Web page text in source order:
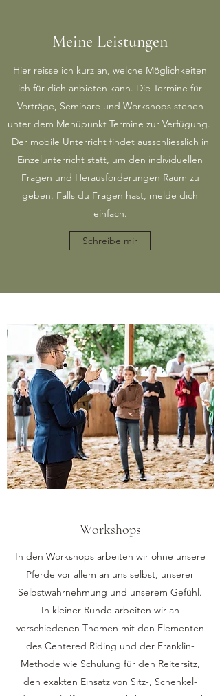
Meine Leistungen
Hier reisse ich kurz an, welche Möglichkeiten
ich für dich anbieten kann. Die Termine für
Vorträge, Seminare und Workshops stehen
unter dem Menüpunkt Termine zur Verfügung.
Der mobile Unterricht findet ausschliesslich in
Einzelunterricht statt, um den individuellen
Fragen und Herausforderungen Raum zu
geben. Falls du Fragen hast, melde dich
einfach.
Schreibe mir
Workshops
In den Workshops arbeiten wir ohne unsere
Pferde vor allem an uns selbst, unserer
Selbstwahrnehmung und unserem Gefühl.
In kleiner Runde arbeiten wir an
verschiedenen Themen mit den Elementen
des Centered Riding und der Franklin-
Methode wie Schulung für den Reitersitz,
den exakten Einsatz von Sitz-, Schenkel-